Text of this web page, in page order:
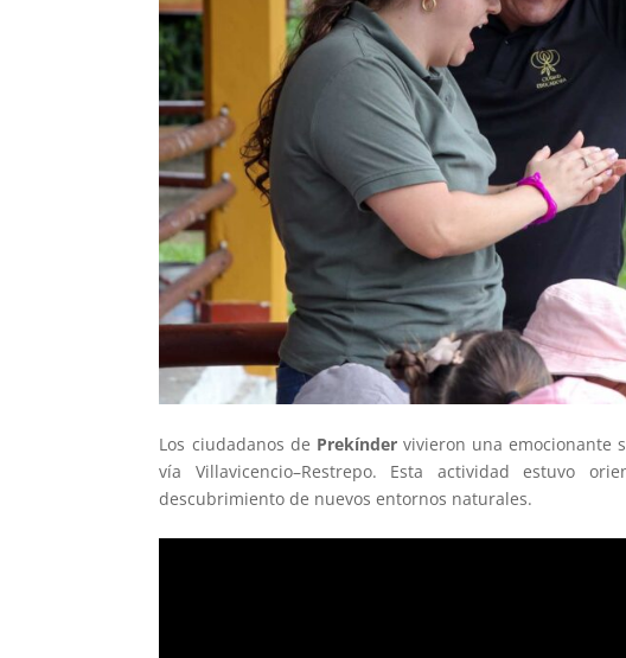
Los ciudadanos de Prekíndervivieron una emocionante
vía Villavicencio–Restrepo. Esta actividad estuvo
descubrimiento de nuevos entornos naturales.